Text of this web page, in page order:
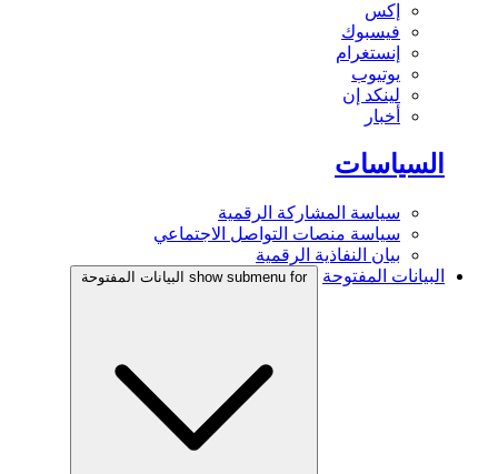
إكس
فيسبوك
إنستغرام
يوتيوب
لينكد إن
أخبار
السياسات
سياسة المشاركة الرقمية
سياسة منصات التواصل الاجتماعي
بيان النفاذية الرقمية
البيانات المفتوحة
show submenu for البيانات المفتوحة